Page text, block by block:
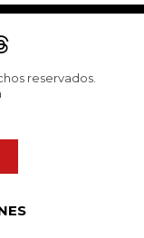
reservados.